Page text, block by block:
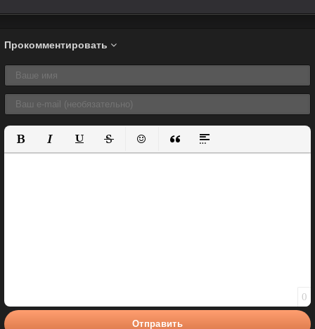
Прокомментировать
Полужирный
КурсивПодчеркнутый
ЗачеркнутыйВставить смайлик
Вставка цитаты
Вставка спойлера
0
Отправить